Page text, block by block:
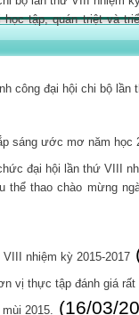
tập, quán triệt và
công đại hội chi bộ lần
sáng ước mơ năm học
đại hội lần thứ VIII
thể thao chào mừng
nhiệm kỳ 2015-2017
vị thực tập đánh giá rất
2015. (16/03/